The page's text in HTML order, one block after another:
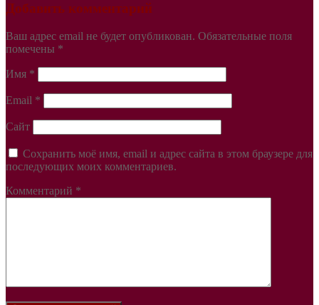
Добавить комментарий
Ваш адрес email не будет опубликован. Обязательные поля
помечены *
Имя *
Email *
Сайт
Сохранить моё имя, email и адрес сайта в этом браузере для
последующих моих комментариев.
Комментарий *